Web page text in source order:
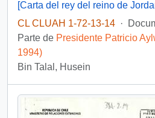
CL CLUAH 1-72-13-14 ·
Parte de Presidente Patricio
1994)
Bin Talal, Husein